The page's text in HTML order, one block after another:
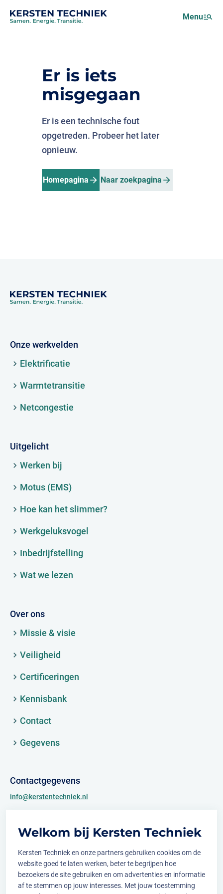
Welkom bij Kersten Techniek
Kersten Techniek en onze partners gebruiken cookies om de
website goed te laten werken, beter te begrijpen hoe
bezoekers de site gebruiken en om advertenties en informatie
af te stemmen op jouw interesses. Met jouw toestemming
Over ons
Projecten
Menu
Er is iets
misgegaan
Er is een technische fout
opgetreden. Probeer het later
opnieuw.
Homepagina Naar zoekpagina
Onze werkvelden
Elektrificatie
Warmtetransitie
Netcongestie
Uitgelicht
Werken bij
Motus (EMS)
Hoe kan het slimmer?
Werkgeluksvogel
Inbedrijfstelling
Wat we lezen
Over ons
Missie & visie
Veiligheid
Certificeringen
Kennisbank
Contact
Gegevens
Contactgegevens
info@kerstentechniek.nl
Archimedesweg 2
Volg ons op